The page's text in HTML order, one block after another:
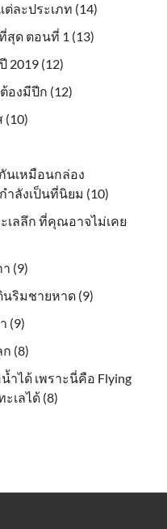
ละประเภท (14)
สุด ตอนที่ 1 (13)
(12)
องมีปีก (12)
(10)
นเหมือนกล่อง
ลังเป็นที่นิยม (10)
เลลึก ที่คุณอาจไม่เคย
(9)
นริมชายหาด (9)
(9)
(8)
ได้ เพราะนี่คือ Flying
เลได้ (8)